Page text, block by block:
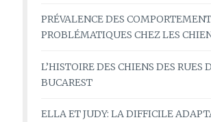
PRÉVALENCE DES
PROBLÉMATIQUES CHEZ LES
L’HISTOIRE DES CHIENS DES RUES
BUCAREST
ELLA ET JUDY: LA DIFFICILE